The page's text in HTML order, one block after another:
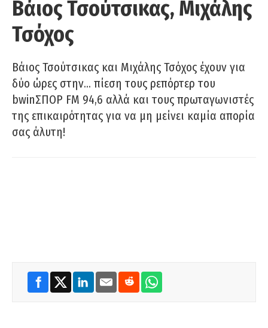
Βάιος Τσούτσικας, Μιχάλης
Τσόχος
Βάιος Τσούτσικας και Μιχάλης Τσόχος έχουν για
δύο ώρες στην… πίεση τους ρεπόρτερ του
bwinΣΠΟΡ FM 94,6 αλλά και τους πρωταγωνιστές
της επικαιρότητας για να μη μείνει καμία απορία
σας άλυτη!